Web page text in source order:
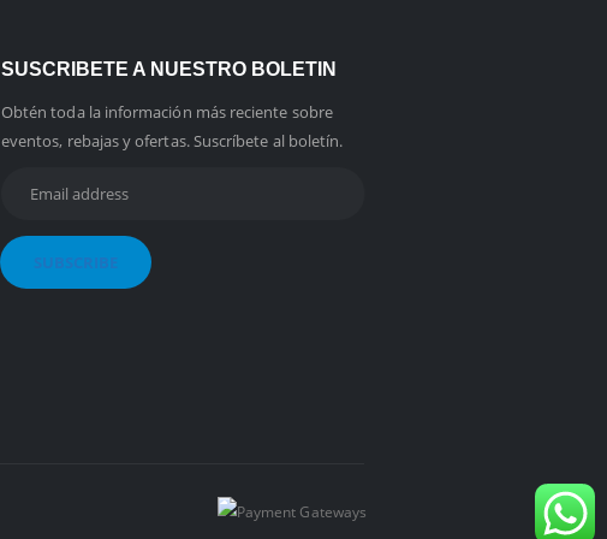
SUSCRIBETE A NUESTRO BOLETIN
Obtén toda la información más reciente sobre
eventos, rebajas y ofertas. Suscríbete al boletín.